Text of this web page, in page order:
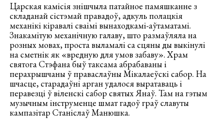
Царская камісія знішчыла патайное памяшканне з
складанай сістэмай правадоў, адкуль полацкія
механікі кіравалі сваімі вынаходкамі-аўтаматамі.
Знакамітую механічную галаву, што размаўляла на
розных мовах, проста выламалі са сцяны ды выкінулі
на сметнік як «вредную для умов забаву». Храм
святога Стэфана быў таксама абрабаваны і
перахрышчаны ў праваслаўны Мікалаеўскі сабор. На
шчасце, старадаўні арган удалося выратаваць і
перавезці ў віленскі сабор святых Янаў. Там на гэтым
музычным інструменце шмат гадоў граў славуты
кампазітар Станіслаў Манюшка.